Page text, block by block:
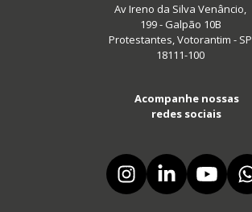
Av Ireno da Silva Venâncio,
199 - Galpão 10B
Protestantes, Votorantim - SP
18111-100
Acompanhe nossas
redes sociais